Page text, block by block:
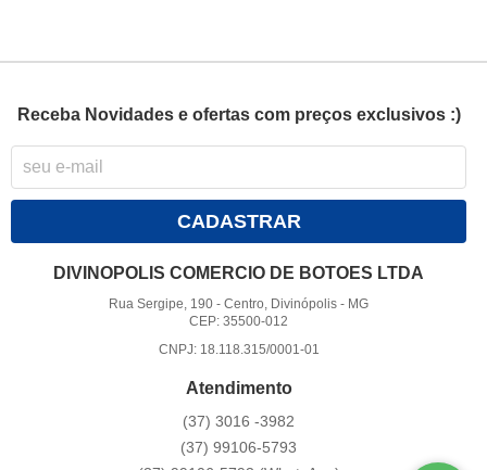
Receba Novidades e ofertas com preços exclusivos :)
CADASTRAR
DIVINOPOLIS COMERCIO DE BOTOES LTDA
Rua Sergipe, 190 -Centro, Divinópolis - MG
CEP: 35500-012
CNPJ: 18.118.315/0001-01
Atendimento
(37) 3016 -3982
(37) 99106-5793